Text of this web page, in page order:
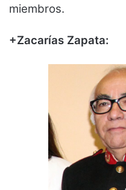
miembros.
+Zacarías Zapata: